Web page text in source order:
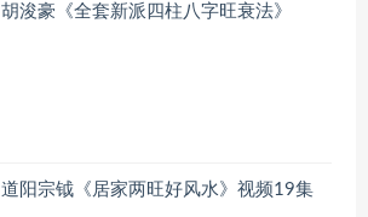
胡浚豪《全套新派四柱八字旺衰法》
道阳宗钺《居家两旺好风水》视频19集